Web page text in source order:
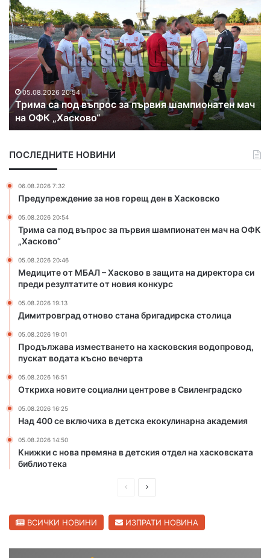
мач
е
д
и
и
е
о
т
М
А
Л
с
к
о
в
о
в
а
щ
и
т
а
д
и
р
и
р
05.08.2026 20:46
Медиците от МБАЛ – Хасково в защита на
директора си преди резултатите от новия
конкурс
ПОСЛЕДНИТЕ НОВИНИ
06.08.2026 7:32
Предупреждение за нов горещ ден в Хасковско
05.08.2026 20:54
Трима са под въпрос за първия шампионатен мач на ОФК
„Хасково“
05.08.2026 20:46
Медиците от МБАЛ – Хасково в защита на директора си
преди резултатите от новия конкурс
05.08.2026 19:13
Димитровград отново стана бригадирска столица
05.08.2026 19:01
Продължава изместването на хасковския водопровод,
пускат водата късно вечерта
05.08.2026 16:51
Откриха новите социални центрове в Свиленградско
05.08.2026 16:25
Над 400 се включиха в детска екокулинарна академия
05.08.2026 14:50
Книжки с нова премяна в детския отдел на хасковската
библиотека
е
е
ВСИЧКИ НОВИНИ ИЗПРАТИ НОВИНА